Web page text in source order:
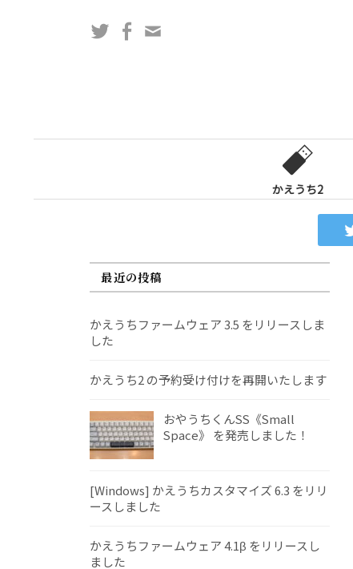
ス
TwitterFacebook
かえうち2
最近の投稿
かえうちファームウェア 3.5 をリリースしま
した
かえうち2 の予約受け付けを再開いたします
おやうちくんSS《Small
Space》 を発売しました！
[Windows] かえうちカスタマイズ 6.3 をリリ
ースしました
かえうちファームウェア 4.1β をリリースし
ました